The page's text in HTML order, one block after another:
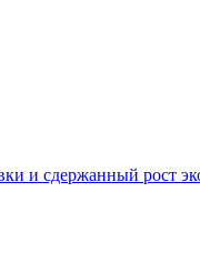
и сдержанный рост